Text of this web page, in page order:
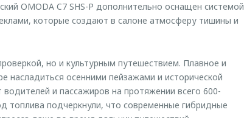
OMODA C7 SHS-P дополнительно оснащен системой
которые создают в салоне атмосферу тишины и
но и культурным путешествием. Плавное и
насладиться осенними пейзажами и исторической
и пассажиров на протяжении всего 600-
топлива подчеркнули, что современные гибридные